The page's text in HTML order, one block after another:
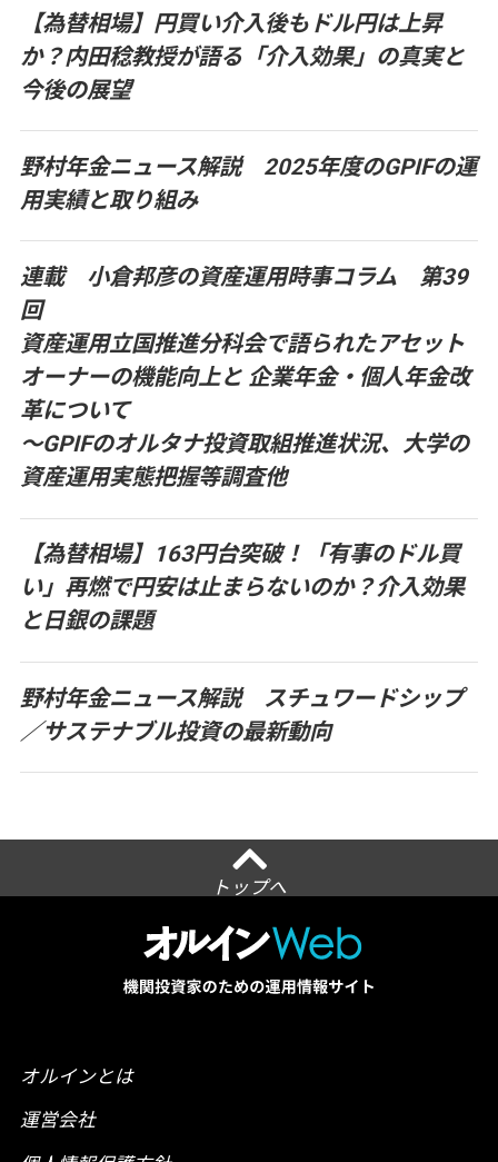
【為替相場】円買い介入後もドル円は上昇
か？内田稔教授が語る「介入効果」の真実と
今後の展望
野村年金ニュース解説 2025年度のGPIFの運
用実績と取り組み
連載 小倉邦彦の資産運用時事コラム 第39
回
資産運用立国推進分科会で語られたアセット
オーナーの機能向上と 企業年金・個人年金改
革について
～GPIFのオルタナ投資取組推進状況、大学の
資産運用実態把握等調査他
【為替相場】163円台突破！「有事のドル買
い」再燃で円安は止まらないのか？介入効果
と日銀の課題
野村年金ニュース解説 スチュワードシップ
／サステナブル投資の最新動向
トップへ
オルインとは
運営会社